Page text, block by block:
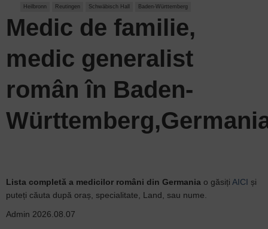
Heilbronn Reutingen Schwäbisch Hall Baden-Württemberg
Medic de familie,
medic generalist
român în Baden-
Lista completă a medicilor români din Germania o găsiți AICI și
puteți căuta după oraș, specialitate, Land, sau nume.
Admin 2026.08.07